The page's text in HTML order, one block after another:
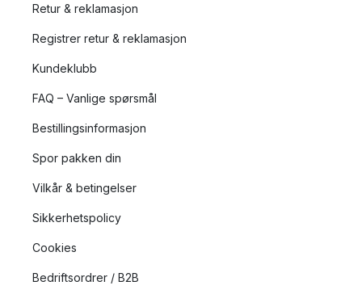
Retur & reklamasjon
Registrer retur & reklamasjon
Kundeklubb
FAQ – Vanlige spørsmål
Bestillingsinformasjon
Spor pakken din
Vilkår & betingelser
Sikkerhetspolicy
Cookies
Bedriftsordrer / B2B